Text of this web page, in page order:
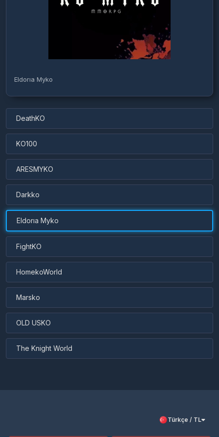
Eldorıa Myko
DeathKO
KO100
ARESMYKO
Darkko
Eldorıa Myko
FightKO
HomekoWorld
Marsko
OLD USKO
The Knight World
Türkçe / TL